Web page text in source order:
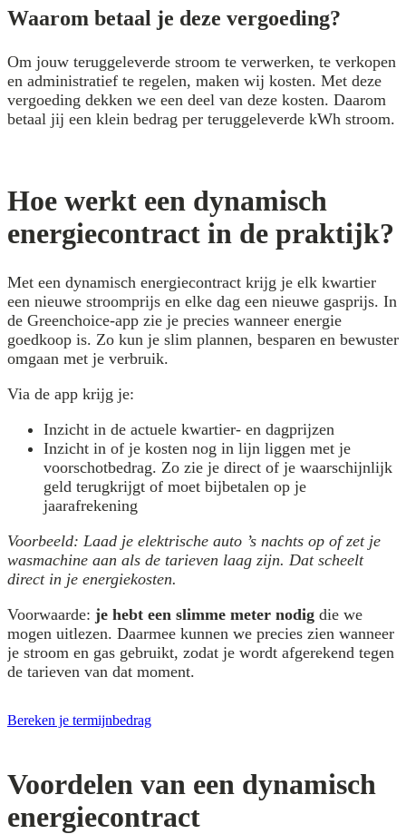
Waarom betaal je deze vergoeding?
Om jouw teruggeleverde stroom te verwerken, te verkopen
en administratief te regelen, maken wij kosten. Met deze
vergoeding dekken we een deel van deze kosten. Daarom
betaal jij een klein bedrag per teruggeleverde kWh stroom.
Hoe werkt een dynamisch
energiecontract in de praktijk?
Met een dynamisch energiecontract krijg je elk kwartier
een nieuwe stroomprijs en elke dag een nieuwe gasprijs. In
de Greenchoice-app zie je precies wanneer energie
goedkoop is. Zo kun je slim plannen, besparen en bewuster
omgaan met je verbruik.
Via de app krijg je:
Inzicht in de actuele kwartier- en dagprijzen
Inzicht in of je kosten nog in lijn liggen met je
voorschotbedrag. Zo zie je direct of je waarschijnlijk
geld terugkrijgt of moet bijbetalen op je
jaarafrekening
Voorbeeld: Laad je elektrische auto ’s nachts op of zet je
wasmachine aan als de tarieven laag zijn. Dat scheelt
direct in je energiekosten.
Voorwaarde: je hebt een slimme meter nodig die we
mogen uitlezen. Daarmee kunnen we precies zien wanneer
je stroom en gas gebruikt, zodat je wordt afgerekend tegen
de tarieven van dat moment.
Bereken je termijnbedrag
Voordelen van een dynamisch
energiecontract